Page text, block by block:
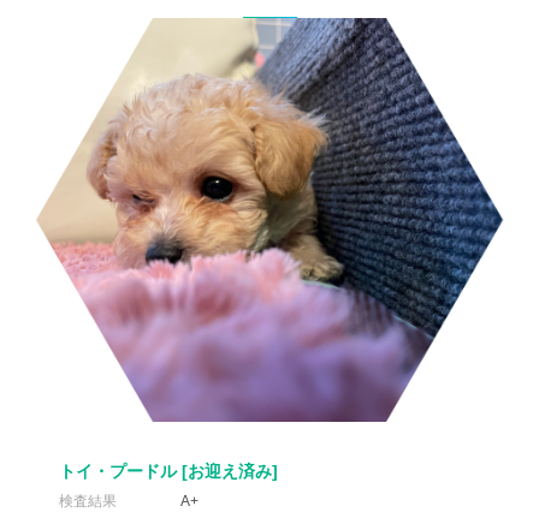
トイ・プードル
検査結果
A+